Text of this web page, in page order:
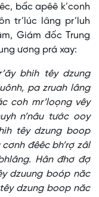
bấc apêê k’conh
tr’lúc lâng pr’luh
Giám đốc Trung
ương prá xay:
bhih têy dzung
pa zruah lâng
coh mr’loọng vêy
n’nâu tước ooy
têy dzung boop
đêêc bh’rợ zâl
Hân đhơ đợ
dzuung boóp năc
dzung boop năc